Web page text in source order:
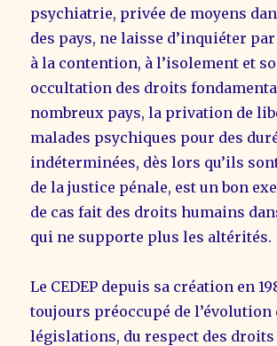
psychiatrie, privée de moyens
des pays, ne laisse d’inquiéter
à la contention, à l’isolement et
occultation des droits
nombreux pays, la privation de
malades psychiques pour des
indéterminées, dès lors qu’ils
de la justice pénale, est un bon
de cas fait des droits humains
qui ne supporte plus les altérités.
Le CEDEP depuis sa création en
toujours préoccupé de l’évolution
législations, du respect des droits